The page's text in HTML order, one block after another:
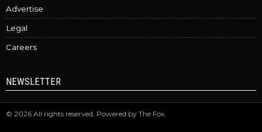
Advertise
Legal
Careers
NEWSLETTER
© 2026 All rights reserved. Powered by The Fox.